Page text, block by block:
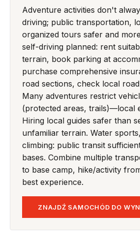
Adventure activities don't
driving; public transportation,
organized tours safer and
self-driving planned: rent
terrain, book parking at
purchase comprehensive
road sections, check local
Many adventures restrict
(protected areas, trails)—local
Hiring local guides safer than
unfamiliar terrain. Water
climbing: public transit
bases. Combine multiple
to base camp, hike/activity
best experience.
ZNAJDŹ SAMOCHÓD DO